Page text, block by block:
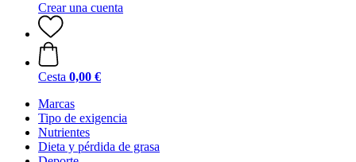
Crear una cuenta
Cesta 0,00 €
Marcas
Tipo de exigencia
Nutrientes
Dieta y pérdida de grasa